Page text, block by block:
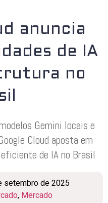
anuncia
de IA
no
Gemini locais e
Cloud aposta em
de IA no Brasil
setembro de 2025
, Mercado